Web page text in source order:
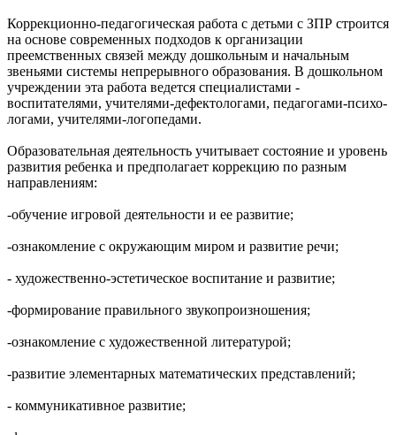
Коррекционно-педагогическая работа с детьми с ЗПР строится
на основе современных подходов к организации
преемственных связей между дошкольным и начальным
звеньями системы непрерывного образования. В дошкольном
учреждении эта работа ведется специалистами -
воспитателями, учителями-дефектологами, педагогами-психо-
логами, учителями-логопедами.
Образовательная деятельность учитывает состояние и уровень
развития ребенка и предполагает коррекцию по разным
направлениям:
-обучение игровой деятельности и ее развитие;
-ознакомление с окружающим миром и развитие речи;
- художественно-эстетическое воспитание и развитие;
-формирование правильного звукопроизношения;
-ознакомление с художественной литературой;
-развитие элементарных математических представлений;
- коммуникативное развитие;